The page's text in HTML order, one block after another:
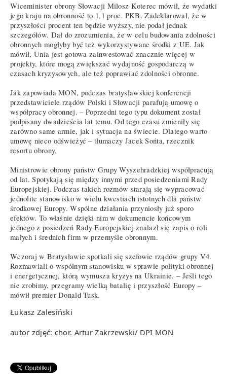
Wiceminister obrony Słowacji Milosz Koterec mówił, że wydatki
jego kraju na obronność to 1,1 proc. PKB. Zadeklarował, że w
przyszłości procent ten będzie wyższy, nie podał jednak
szczegółów. Dał do zrozumienia, że w celu budowania zdolności
obronnych mogłyby być też wykorzystywane środki z UE. Jak
mówił, Unia jest gotowa zainwestować znacznie więcej w
projekty, które mogą zwiększać wydajność gospodarczą w
czasach kryzysowych, ale też poprawiać zdolności obronne.
Jak zapowiada MON, podczas bratysławskiej konferencji
przedstawiciele rządów Polski i Słowacji parafują umowę o
współpracy obronnej. – Poprzedni tego typu dokument został
podpisany dwadzieścia lat temu. Od tego czasu zmieniły się
zarówno same armie, jak i sytuacja na świecie. Dlatego warto
umowę nieco odświeżyć – tłumaczy Jacek Sońta, rzecznik
resortu obrony.
Ministrowie obrony państw Grupy Wyszehradzkiej współpracują
od lat. Spotykają się między innymi przed posiedzeniami Rady
Europejskiej. Podczas takich rozmów starają się wypracować
jednolite stanowisko w wielu kwestiach istotnych dla państw
środkowej Europy. Wspólne działania przyniosły już sporo
efektów. To właśnie dzięki nim w dokumencie końcowym
jednego z posiedzeń Rady Europejskiej znalazł się zapis o roli
małych i średnich firm w przemyśle obronnym.
Wczoraj w Bratysławie spotkali się szefowie rządów grupy V4.
Rozmawiali o wspólnym stanowisku w sprawie polityki obronnej
i energetycznej, którą wymusza kryzys na Ukrainie. – Jeśli tego
nie zrobimy, przegramy wielką batalię i przyszłość Europy –
mówił premier Donald Tusk.
Łukasz Zalesiński
autor zdjęć: chor. Artur Zakrzewski/ DPI MON